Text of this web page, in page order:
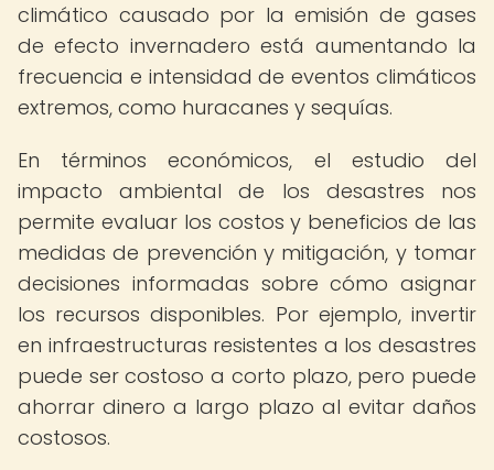
climático causado por la emisión de gases
de efecto invernadero está aumentando la
frecuencia e intensidad de eventos climáticos
extremos, como huracanes y sequías.
En términos económicos, el estudio del
impacto ambiental de los desastres nos
permite evaluar los costos y beneficios de las
medidas de prevención y mitigación, y tomar
decisiones informadas sobre cómo asignar
los recursos disponibles. Por ejemplo, invertir
en infraestructuras resistentes a los desastres
puede ser costoso a corto plazo, pero puede
ahorrar dinero a largo plazo al evitar daños
costosos.